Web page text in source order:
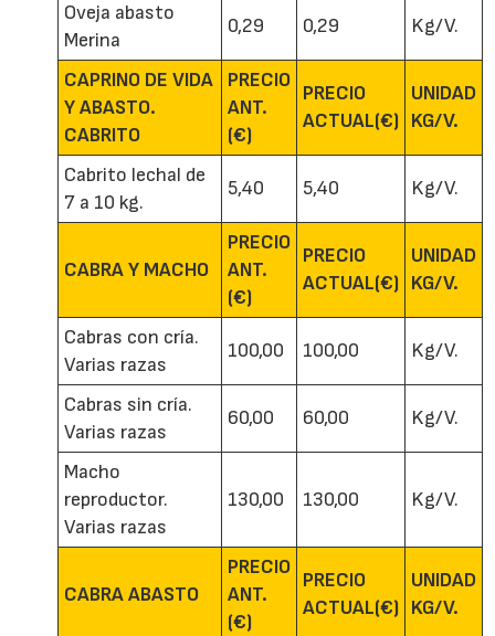
Oveja abasto
Merina
0,29 0,29 Kg/V.
CAPRINO DE VIDA
Y ABASTO.
CABRITO
PRECIO
ANT.
(€)
PRECIO
ACTUAL(€)
UNIDAD
KG/V.
Cabrito lechal de
7 a 10 kg.
5,40 5,40 Kg/V.
CABRA Y MACHO
PRECIO
ANT.
(€)
PRECIO
ACTUAL(€)
UNIDAD
KG/V.
Cabras con cría.
Varias razas
100,00 100,00 Kg/V.
Cabras sin cría.
Varias razas
60,00 60,00 Kg/V.
Macho
reproductor.
Varias razas
130,00 130,00 Kg/V.
CABRA ABASTO
PRECIO
ANT.
(€)
PRECIO
ACTUAL(€)
UNIDAD
KG/V.